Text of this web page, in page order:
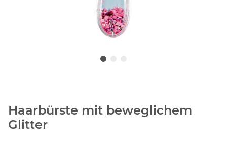
Haarbürste mit beweglichem
Glitter